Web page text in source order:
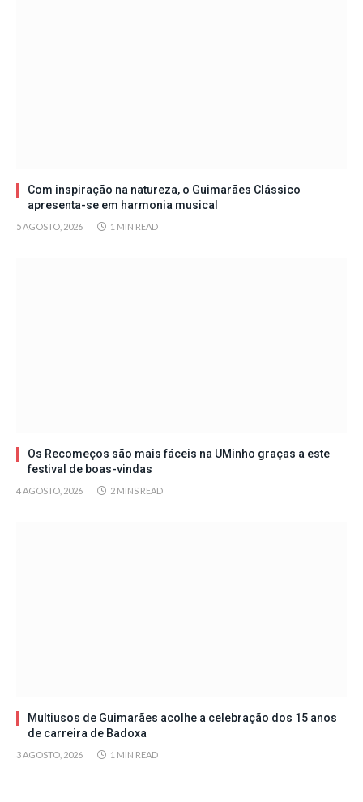
Com inspiração na natureza, o Guimarães Clássico
apresenta-se em harmonia musical
5 AGOSTO, 2026 1 MIN READ
Os Recomeços são mais fáceis na UMinho graças a este
festival de boas-vindas
4 AGOSTO, 2026 2 MINS READ
Multiusos de Guimarães acolhe a celebração dos 15 anos
de carreira de Badoxa
3 AGOSTO, 2026 1 MIN READ